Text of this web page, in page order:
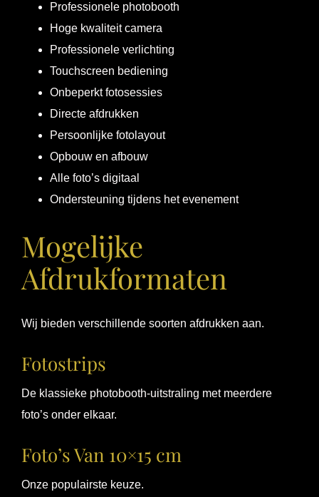
Professionele photobooth
Hoge kwaliteit camera
Professionele verlichting
Touchscreen bediening
Onbeperkt fotosessies
Directe afdrukken
Persoonlijke fotolayout
Opbouw en afbouw
Alle foto’s digitaal
Ondersteuning tijdens het evenement
Mogelijke
Afdrukformaten
Wij bieden verschillende soorten afdrukken aan.
Fotostrips
De klassieke photobooth-uitstraling met meerdere
foto’s onder elkaar.
Foto’s Van 10×15 cm
Onze populairste keuze.